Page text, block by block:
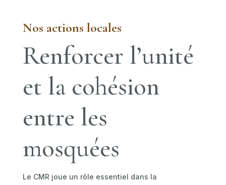
Nos actions locales
Renforcer l’unité
et la cohésion
entre les
mosquées
Le CMR joue un rôle essentiel dans la